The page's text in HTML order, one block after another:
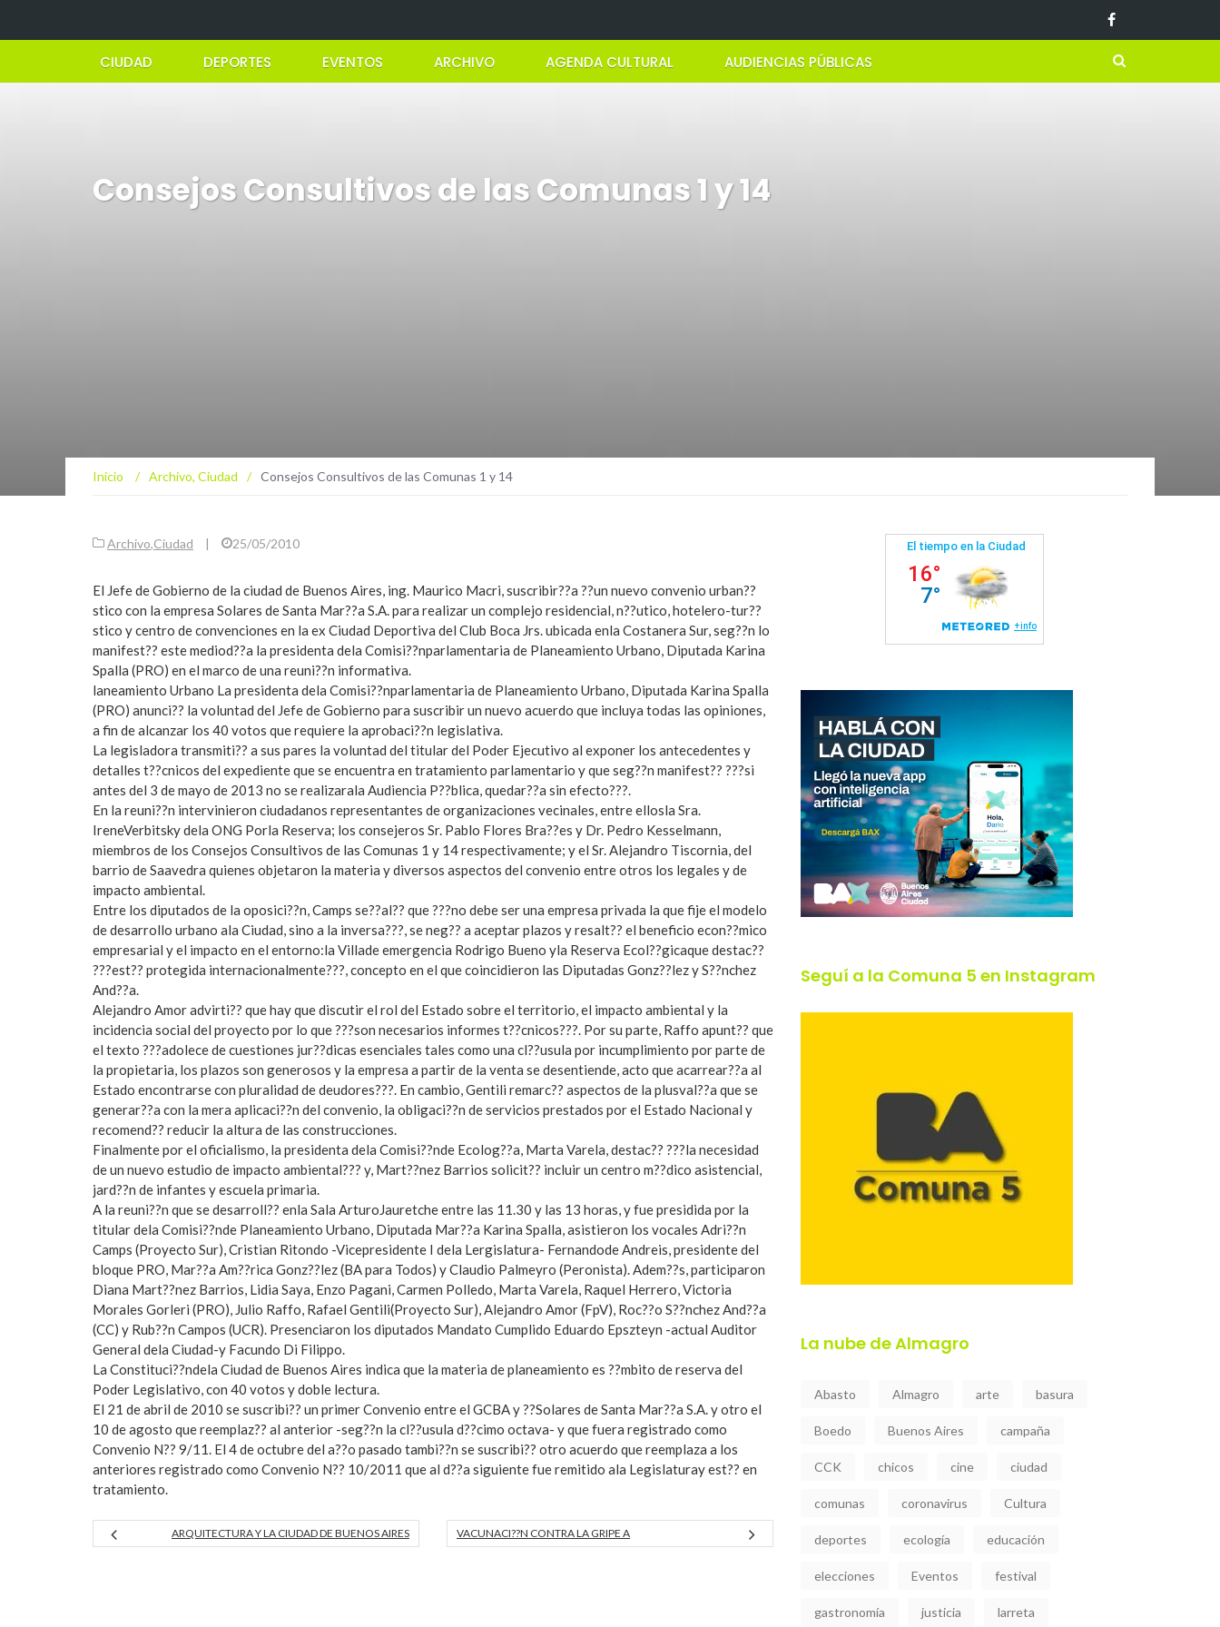
CIUDAD DEPORTES EVENTOS ARCHIVO AGENDA CULTURAL AUDIENCIAS PÚBLICAS
Consejos Consultivos de las Comunas 1 y 14
Inicio / Archivo, Ciudad / Consejos Consultivos de las Comunas 1 y 14
Archivo,Ciudad | 25/05/2010
El Jefe de Gobierno de la ciudad de Buenos Aires, ing. Maurico Macri, suscribir??a ??un nuevo convenio urban??
stico con la empresa Solares de Santa Mar??a S.A. para realizar un complejo residencial, n??utico, hotelero-tur??
stico y centro de convenciones en la ex Ciudad Deportiva del Club Boca Jrs. ubicada enla Costanera Sur, seg??n lo
manifest?? este mediod??a la presidenta dela Comisi??nparlamentaria de Planeamiento Urbano, Diputada Karina
Spalla (PRO) en el marco de una reuni??n informativa.
laneamiento Urbano La presidenta dela Comisi??nparlamentaria de Planeamiento Urbano, Diputada Karina Spalla
(PRO) anunci?? la voluntad del Jefe de Gobierno para suscribir un nuevo acuerdo que incluya todas las opiniones,
a fin de alcanzar los 40 votos que requiere la aprobaci??n legislativa.
La legisladora transmiti?? a sus pares la voluntad del titular del Poder Ejecutivo al exponer los antecedentes y
detalles t??cnicos del expediente que se encuentra en tratamiento parlamentario y que seg??n manifest?? ???si
antes del 3 de mayo de 2013 no se realizarala Audiencia P??blica, quedar??a sin efecto???.
En la reuni??n intervinieron ciudadanos representantes de organizaciones vecinales, entre ellosla Sra.
IreneVerbitsky dela ONG Porla Reserva; los consejeros Sr. Pablo Flores Bra??es y Dr. Pedro Kesselmann,
miembros de los Consejos Consultivos de las Comunas 1 y 14 respectivamente; y el Sr. Alejandro Tiscornia, del
barrio de Saavedra quienes objetaron la materia y diversos aspectos del convenio entre otros los legales y de
impacto ambiental.
Entre los diputados de la oposici??n, Camps se??al?? que ???no debe ser una empresa privada la que fije el modelo
de desarrollo urbano ala Ciudad, sino a la inversa???, se neg?? a aceptar plazos y resalt?? el beneficio econ??mico
empresarial y el impacto en el entorno:la Villade emergencia Rodrigo Bueno yla Reserva Ecol??gicaque destac??
???est?? protegida internacionalmente???, concepto en el que coincidieron las Diputadas Gonz??lez y S??nchez
And??a.
Alejandro Amor advirti?? que hay que discutir el rol del Estado sobre el territorio, el impacto ambiental y la
incidencia social del proyecto por lo que ???son necesarios informes t??cnicos???. Por su parte, Raffo apunt?? que
el texto ???adolece de cuestiones jur??dicas esenciales tales como una cl??usula por incumplimiento por parte de
la propietaria, los plazos son generosos y la empresa a partir de la venta se desentiende, acto que acarrear??a al
Estado encontrarse con pluralidad de deudores???. En cambio, Gentili remarc?? aspectos de la plusval??a que se
generar??a con la mera aplicaci??n del convenio, la obligaci??n de servicios prestados por el Estado Nacional y
recomend?? reducir la altura de las construcciones.
Finalmente por el oficialismo, la presidenta dela Comisi??nde Ecolog??a, Marta Varela, destac?? ???la necesidad
de un nuevo estudio de impacto ambiental??? y, Mart??nez Barrios solicit?? incluir un centro m??dico asistencial,
jard??n de infantes y escuela primaria.
A la reuni??n que se desarroll?? enla Sala ArturoJauretche entre las 11.30 y las 13 horas, y fue presidida por la
titular dela Comisi??nde Planeamiento Urbano, Diputada Mar??a Karina Spalla, asistieron los vocales Adri??n
Camps (Proyecto Sur), Cristian Ritondo -Vicepresidente I dela Lergislatura- Fernandode Andreis, presidente del
bloque PRO, Mar??a Am??rica Gonz??lez (BA para Todos) y Claudio Palmeyro (Peronista). Adem??s, participaron
Diana Mart??nez Barrios, Lidia Saya, Enzo Pagani, Carmen Polledo, Marta Varela, Raquel Herrero, Victoria
Morales Gorleri (PRO), Julio Raffo, Rafael Gentili(Proyecto Sur), Alejandro Amor (FpV), Roc??o S??nchez And??a
(CC) y Rub??n Campos (UCR). Presenciaron los diputados Mandato Cumplido Eduardo Epszteyn -actual Auditor
General dela Ciudad-y Facundo Di Filippo.
La Constituci??ndela Ciudad de Buenos Aires indica que la materia de planeamiento es ??mbito de reserva del
Poder Legislativo, con 40 votos y doble lectura.
El 21 de abril de 2010 se suscribi?? un primer Convenio entre el GCBA y ??Solares de Santa Mar??a S.A. y otro el
10 de agosto que reemplaz?? al anterior -seg??n la cl??usula d??cimo octava- y que fuera registrado como
Convenio N?? 9/11. El 4 de octubre del a??o pasado tambi??n se suscribi?? otro acuerdo que reemplaza a los
anteriores registrado como Convenio N?? 10/2011 que al d??a siguiente fue remitido ala Legislaturay est?? en
tratamiento.
ARQUITECTURA Y LA CIUDAD DE BUENOS AIRES VACUNACI??N CONTRA LA GRIPE A
Seguí a la Comuna 5 en Instagram
La nube de Almagro
Abasto Almagro arte basura
Boedo Buenos Aires campaña
CCK chicos cine ciudad
comunas coronavirus Cultura
deportes ecología educación
elecciones Eventos festival
gastronomía justicia larreta